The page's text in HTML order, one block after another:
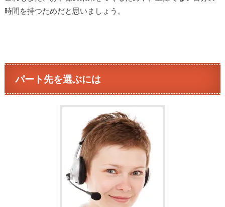
時間を持つためだと思いましょう。
パート先を選ぶには